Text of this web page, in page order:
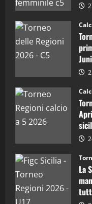
5
la
è
La